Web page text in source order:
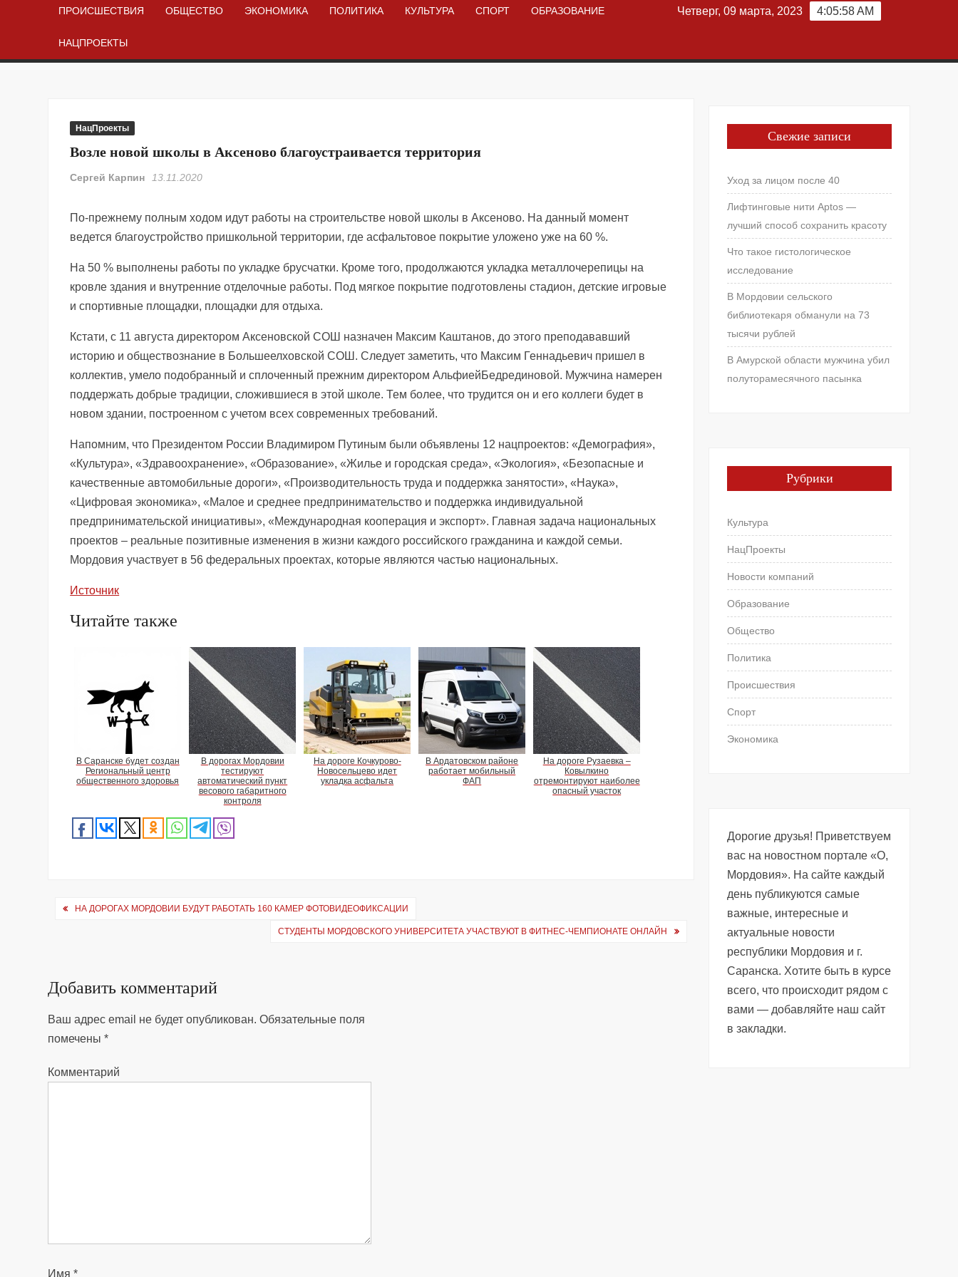
ПРОИСШЕСТВИЯ ОБЩЕСТВО ЭКОНОМИКА ПОЛИТИКА КУЛЬТУРА СПОРТ ОБРАЗОВАНИЕ
НАЦПРОЕКТЫ
4:05:58 AM
Четверг, 09 марта, 2023
НацПроекты
Возле новой школы в Аксеново благоустраивается территория
Сергей Карпин 13.11.2020
По-прежнему полным ходом идут работы на строительстве новой школы в Аксеново. На данный момент
ведется благоустройство пришкольной территории, где асфальтовое покрытие уложено уже на 60 %.
На 50 % выполнены работы по укладке брусчатки. Кроме того, продолжаются укладка металлочерепицы на
кровле здания и внутренние отделочные работы. Под мягкое покрытие подготовлены стадион, детские игровые
и спортивные площадки, площадки для отдыха.
Кстати, с 11 августа директором Аксеновской СОШ назначен Максим Каштанов, до этого преподававший
историю и обществознание в Большеелховской СОШ. Следует заметить, что Максим Геннадьевич пришел в
коллектив, умело подобранный и сплоченный прежним директором АльфиейБедрединовой. Мужчина намерен
поддержать добрые традиции, сложившиеся в этой школе. Тем более, что трудится он и его коллеги будет в
новом здании, построенном с учетом всех современных требований.
Напомним, что Президентом России Владимиром Путиным были объявлены 12 нацпроектов: «Демография»,
«Культура», «Здравоохранение», «Образование», «Жилье и городская среда», «Экология», «Безопасные и
качественные автомобильные дороги», «Производительность труда и поддержка занятости», «Наука»,
«Цифровая экономика», «Малое и среднее предпринимательство и поддержка индивидуальной
предпринимательской инициативы», «Международная кооперация и экспорт». Главная задача национальных
проектов – реальные позитивные изменения в жизни каждого российского гражданина и каждой семьи.
Мордовия участвует в 56 федеральных проектах, которые являются частью национальных.
Источник
Читайте также
В Саранске будет создан
Региональный центр
общественного здоровья
В дорогах Мордовии
тестируют
автоматический пункт
весового габаритного
контроля
На дороге Кочкурово-
Новосельцево идет
укладка асфальта
В Ардатовском районе
работает мобильный
ФАП
На дороге Рузаевка –
Ковылкино
отремонтируют наиболее
опасный участок
Навигация
НА ДОРОГАХ МОРДОВИИ БУДУТ РАБОТАТЬ 160 КАМЕР ФОТОВИДЕОФИКСАЦИИ
СТУДЕНТЫ МОРДОВСКОГО УНИВЕРСИТЕТА УЧАСТВУЮТ В ФИТНЕС-ЧЕМПИОНАТЕ ОНЛАЙН
Добавить комментарий
Ваш адрес email не будет опубликован. Обязательные поля
помечены*
Комментарий
Имя*
Свежие записи
Уход за лицом после 40
Лифтинговые нити Aptos —
лучший способ сохранить красоту
Что такое гистологическое
исследование
В Мордовии сельского
библиотекаря обманули на 73
тысячи рублей
В Амурской области мужчина убил
полуторамесячного пасынка
Рубрики
Культура
НацПроекты
Новости компаний
Образование
Общество
Политика
Происшествия
Спорт
Экономика
Дорогие друзья! Приветствуем
вас на новостном портале «О,
Мордовия». На сайте каждый
день публикуются самые
важные, интересные и
актуальные новости
республики Мордовия и г.
Саранска. Хотите быть в курсе
всего, что происходит рядом с
вами — добавляйте наш сайт
в закладки.